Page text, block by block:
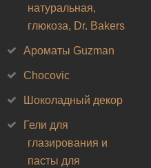
натуральная,
глюкоза, Dr. Bakers
Ароматы Guzman
Chocovic
Шоколадный декор
Гели для
глазирования и
пасты для